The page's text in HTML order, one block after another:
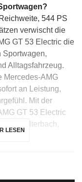
544 PS
verwischt die
GT 53 Electric die
Sportwagen,
Alltagsfahrzeug.
Mercedes-AMG
an Leistung,
Mit der
GT 53 Electric
Affalterbach,
LESEN